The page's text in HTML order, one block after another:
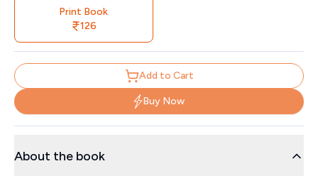
Print Book
126
Add to Cart
Buy Now
About the book